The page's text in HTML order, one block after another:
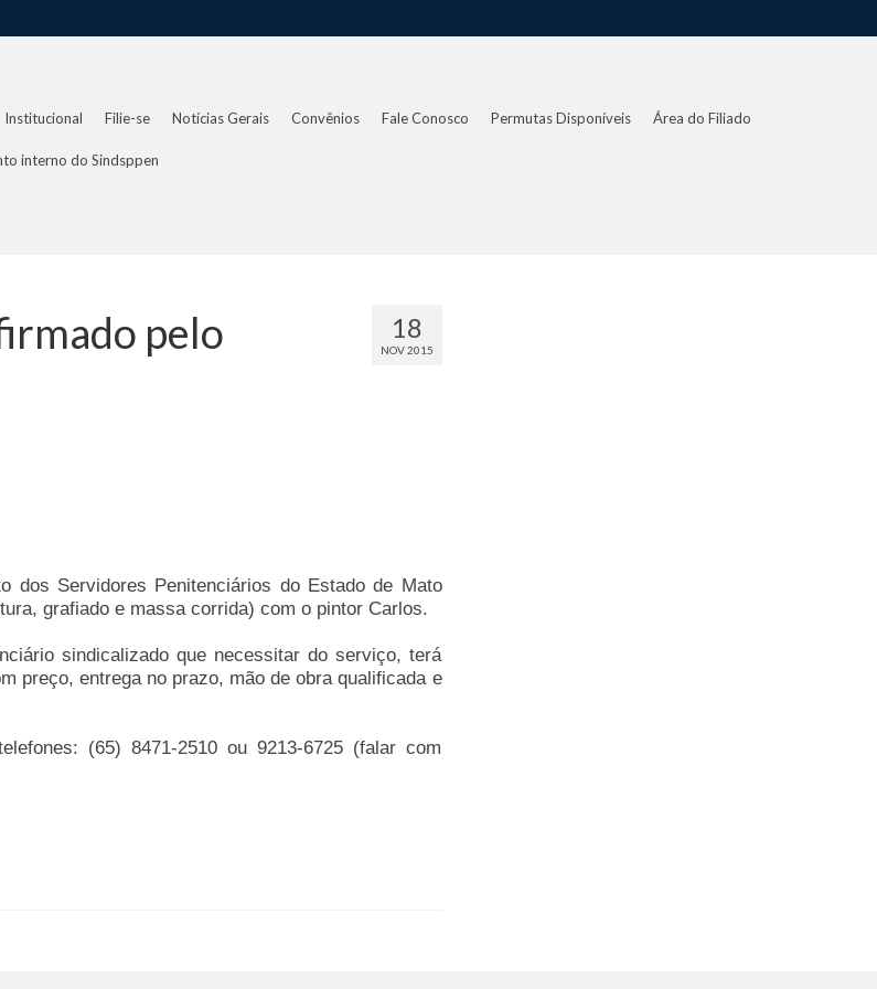
Institucional Filie-se Notícias Gerais Convênios Fale Conosco Permutas Disponíveis Área do Filiado
interno do Sindsppen
18
NOV 2015
pelo
dos Servidores Penitenciários do Estado de Mato
grafiado e massa corrida) com o pintor Carlos.
sindicalizado que necessitar do serviço, terá
preço, entrega no prazo, mão de obra qualificada e
(65) 8471-2510 ou 9213-6725 (falar com